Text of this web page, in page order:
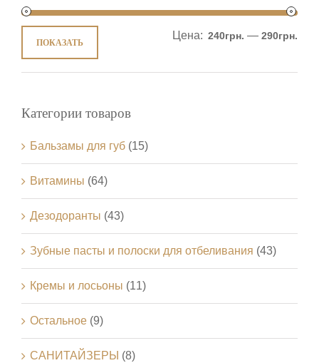
ПОКАЗАТЬ
Цена: 240грн. — 290грн.
Категории товаров
Бальзамы для губ (15)
Витамины (64)
Дезодоранты (43)
Зубные пасты и полоски для отбеливания (43)
Кремы и лосьоны (11)
Остальное (9)
САНИТАЙЗЕРЫ (8)